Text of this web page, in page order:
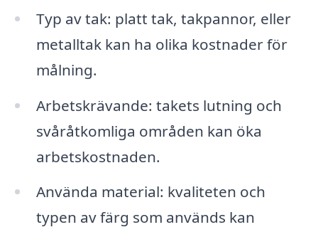
Typ av tak: platt tak, takpannor, eller
metalltak kan ha olika kostnader för
målning.
Arbetskrävande: takets lutning och
svåråtkomliga områden kan öka
arbetskostnaden.
Använda material: kvaliteten och
typen av färg som används kan